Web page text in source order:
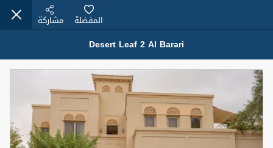
عقارات للإيجار (13750)
Modern Renovated Unit Near Marina Metro Station
شقةللإيجار 95,000 درهم
Desert Leaf 2 Al Barari
المفضلة مشاركة